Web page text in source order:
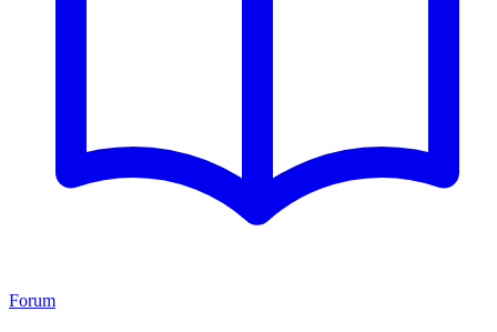
Forum